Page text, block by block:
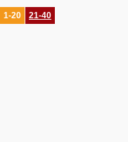
1-20 21-40